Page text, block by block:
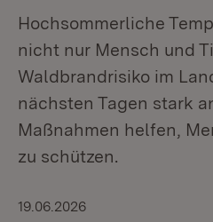
Hochsommerliche
nicht nur Mensch und
Waldbrandrisiko im
nächsten Tagen stark
Maßnahmen helfen,
zu schützen.
19.06.2026